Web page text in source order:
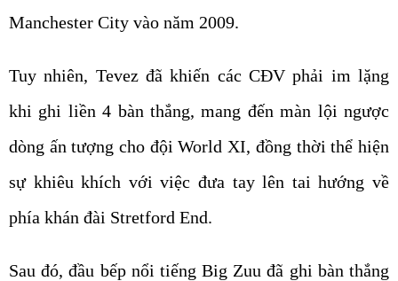
Manchester City vào năm 2009.
Tuy nhiên, Tevez đã khiến các CĐV phải im lặng
khi ghi liền 4 bàn thắng, mang đến màn lội ngược
dòng ấn tượng cho đội World XI, đồng thời thể hiện
sự khiêu khích với việc đưa tay lên tai hướng về
phía khán đài Stretford End.
Sau đó, đầu bếp nổi tiếng Big Zuu đã ghi bàn thắng